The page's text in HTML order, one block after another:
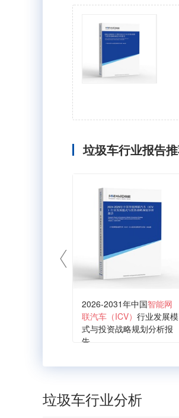
垃圾车行业报告
2026-2031年中国智能网
联汽车（ICV） 行业发展模
式与投资战略规划分析报
告
垃圾车行业分析